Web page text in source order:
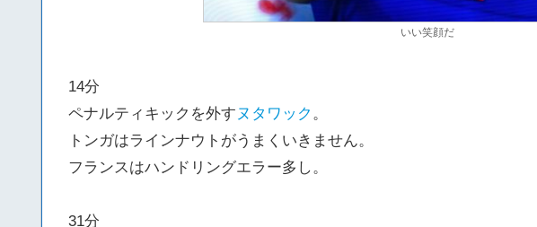
いい笑顔だ
14分
ペナルティキックを外す ヌタワック 。
トンガはラインナウトがうまくいきません。
フランスはハンドリングエラー多し。
31分